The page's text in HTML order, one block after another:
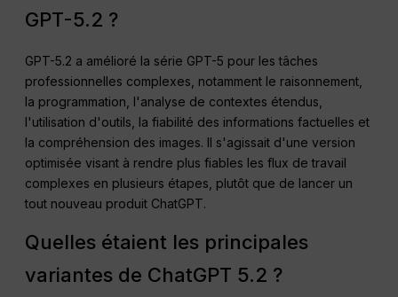
GPT-5.2 ?
GPT-5.2 a amélioré la série GPT-5 pour les tâches
professionnelles complexes, notamment le raisonnement,
la programmation, l'analyse de contextes étendus,
l'utilisation d'outils, la fiabilité des informations factuelles et
la compréhension des images. Il s'agissait d'une version
optimisée visant à rendre plus fiables les flux de travail
complexes en plusieurs étapes, plutôt que de lancer un
tout nouveau produit ChatGPT.
Quelles étaient les principales
variantes de ChatGPT 5.2 ?